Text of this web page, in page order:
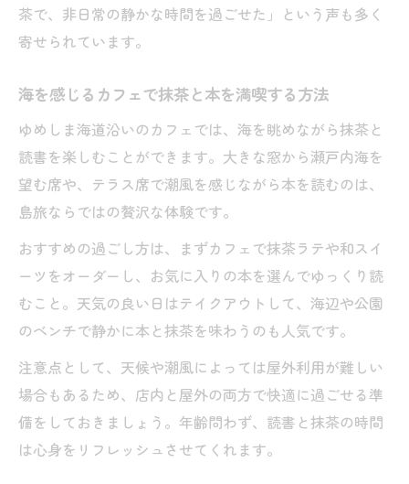
茶で、非日常の静かな時間を過ごせた」という声も多く
寄せられています。
海を感じるカフェで抹茶と本を満喫する方法
ゆめしま海道沿いのカフェでは、海を眺めながら抹茶と
読書を楽しむことができます。大きな窓から瀬戸内海を
望む席や、テラス席で潮風を感じながら本を読むのは、
島旅ならではの贅沢な体験です。
おすすめの過ごし方は、まずカフェで抹茶ラテや和スイ
ーツをオーダーし、お気に入りの本を選んでゆっくり読
むこと。天気の良い日はテイクアウトして、海辺や公園
のベンチで静かに本と抹茶を味わうのも人気です。
注意点として、天候や潮風によっては屋外利用が難しい
場合もあるため、店内と屋外の両方で快適に過ごせる準
備をしておきましょう。年齢問わず、読書と抹茶の時間
は心身をリフレッシュさせてくれます。